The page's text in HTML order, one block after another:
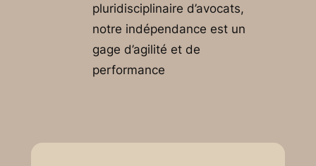
pluridisciplinaire d’avocats,
notre indépendance est un
gage d’agilité et de
performance